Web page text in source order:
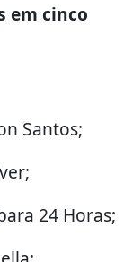
em cinco
Santos;
24 Horas;